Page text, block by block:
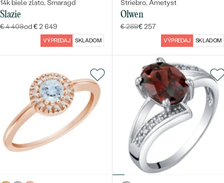
14k biele zlato, Smaragd
Slazie
€ 4 409od € 2 649
VÝPREDAJ SKLADOM
Striebro, Ametyst
Olwen
€ 289€ 257
VÝPREDAJ SKLADOM